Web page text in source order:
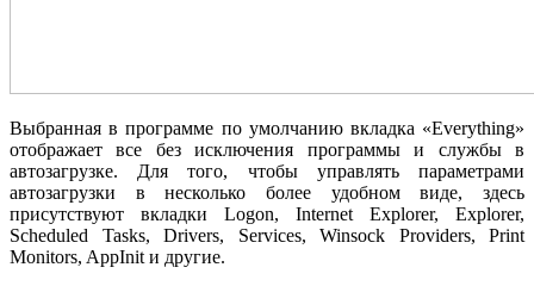
Выбранная в программе по умолчанию вкладка «Everything»
отображает все без исключения программы и службы в
автозагрузке. Для того, чтобы управлять параметрами
автозагрузки в несколько более удобном виде, здесь
присутствуют вкладки Logon, Internet Explorer, Explorer,
Scheduled Tasks, Drivers, Services, Winsock Providers, Print
Monitors, AppInit и другие.